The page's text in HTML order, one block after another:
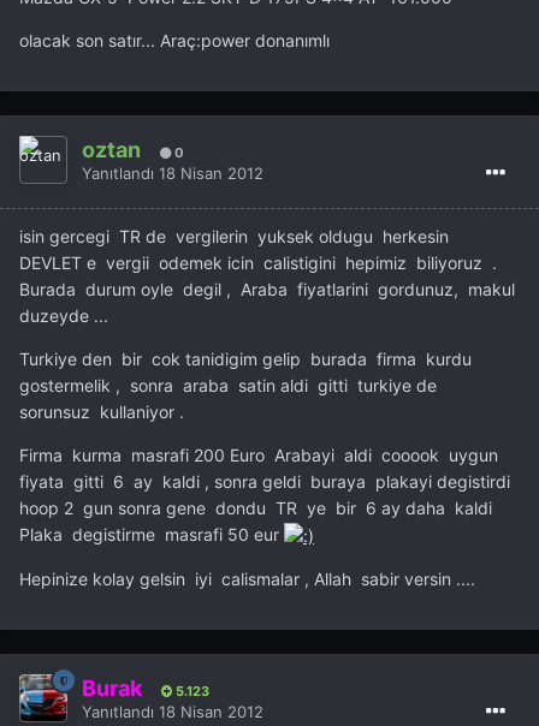
olacak son satır... Araç:power donanımlı
oztan 0
Yanıtlandı 18 Nisan 2012
isin gercegi TR de vergilerin yuksek oldugu herkesin
DEVLET e vergii odemek icin calistigini hepimiz biliyoruz .
Burada durum oyle degil , Araba fiyatlarini gordunuz, makul
duzeyde ...
Turkiye den bir cok tanidigim gelip burada firma kurdu
gostermelik , sonra araba satin aldi gitti turkiye de
sorunsuz kullaniyor .
Firma kurma masrafi 200 Euro Arabayi aldi cooook uygun
fiyata gitti 6 ay kaldi , sonra geldi buraya plakayi degistirdi
hoop 2 gun sonra gene dondu TR ye bir 6 ay daha kaldi
Plaka degistirme masrafi 50 eur
Hepinize kolay gelsin iyi calismalar , Allah sabir versin ....
Burak 5.123
Yanıtlandı 18 Nisan 2012